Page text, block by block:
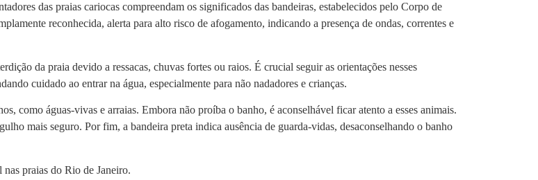
das praias cariocas compreendam os significados das bandeiras, estabelecidos pelo Corpo de
reconhecida, alerta para alto risco de afogamento, indicando a presença de ondas, correntes e
da praia devido a ressacas, chuvas fortes ou raios. É crucial seguir as orientações nesses
cuidado ao entrar na água, especialmente para não nadadores e crianças.
como águas-vivas e arraias. Embora não proíba o banho, é aconselhável ficar atento a esses animais.
mais seguro. Por fim, a bandeira preta indica ausência de guarda-vidas, desaconselhando o banho
praias do Rio de Janeiro.